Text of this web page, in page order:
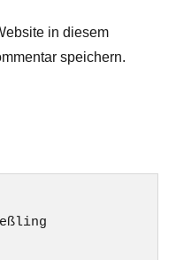
in diesem
speichern.